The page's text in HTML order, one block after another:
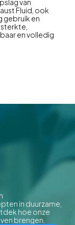
van
Fluid, ook
gebruik en
en volledig
in duurzame,
hoe onze
brengen.